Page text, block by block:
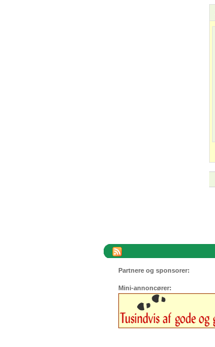
Partnere og sponsorer:
Mini-annoncører: